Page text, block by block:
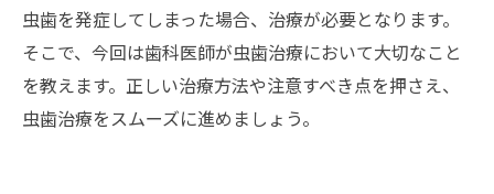
虫歯を発症してしまった場合、治療が必要となります。
そこで、今回は歯科医師が虫歯治療において大切なこと
を教えます。正しい治療方法や注意すべき点を押さえ、
虫歯治療をスムーズに進めましょう。